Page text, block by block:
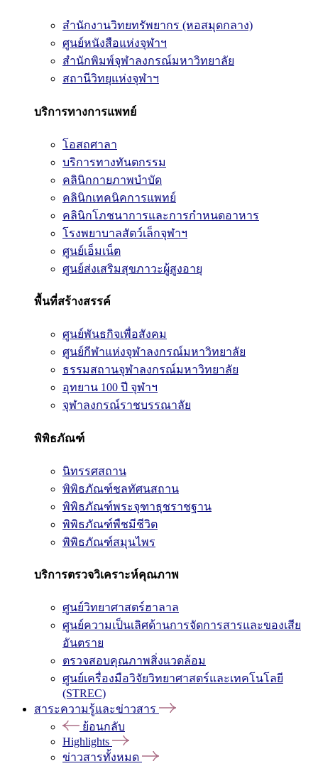
สำนักงานวิทยทรัพยากร (หอสมุดกลาง)
ศูนย์หนังสือแห่งจุฬาฯ
สำนักพิมพ์จุฬาลงกรณ์มหาวิทยาลัย
สถานีวิทยุแห่งจุฬาฯ
บริการทางการแพทย์
โอสถศาลา
บริการทางทันตกรรม
คลินิกกายภาพบำบัด
คลินิกเทคนิคการแพทย์
คลินิกโภชนาการและการกำหนดอาหาร
โรงพยาบาลสัตว์เล็กจุฬาฯ
ศูนย์เอ็มเน็ต
ศูนย์ส่งเสริมสุขภาวะผู้สูงอายุ
พื้นที่สร้างสรรค์
ศูนย์พันธกิจเพื่อสังคม
ศูนย์กีฬาแห่งจุฬาลงกรณ์มหาวิทยาลัย
ธรรมสถานจุฬาลงกรณ์มหาวิทยาลัย
อุทยาน 100 ปี จุฬาฯ
จุฬาลงกรณ์ราชบรรณาลัย
พิพิธภัณฑ์
นิทรรศสถาน
พิพิธภัณฑ์ชลทัศนสถาน
พิพิธภัณฑ์พระจุฑาธุชราชฐาน
พิพิธภัณฑ์พืชมีชีวิต
พิพิธภัณฑ์สมุนไพร
บริการตรวจวิเคราะห์คุณภาพ
ศูนย์วิทยาศาสตร์ฮาลาล
ศูนย์ความเป็นเลิศด้านการจัดการสารและของเสีย
อันตราย
ตรวจสอบคุณภาพสิ่งแวดล้อม
ศูนย์เครื่องมือวิจัยวิทยาศาสตร์และเทคโนโลยี
(STREC)
สาระความรู้และข่าวสาร
ย้อนกลับ
Highlights
ข่าวสารทั้งหมด